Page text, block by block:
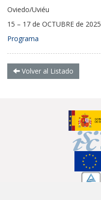
Oviedo/Uviéu
15 – 17 de OCTUBRE de 2025
Programa
Volver al Listado